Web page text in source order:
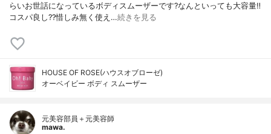
らいお世話になっているボディスムーザーです?なんといっても大容量‼️
コスパ良し??惜しみ無く使え…続きを見る
HOUSE OF ROSE(ハウスオブローゼ)
オーベイビー ボディ スムーザー
元美容部員＋元美容師
mawa.